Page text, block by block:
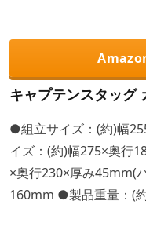
キャプテンスタッグ
●組立サイズ：(約)幅
イズ：(約)幅275×奥行
×奥行230×厚み45mm(
160mm ●製品重量：(